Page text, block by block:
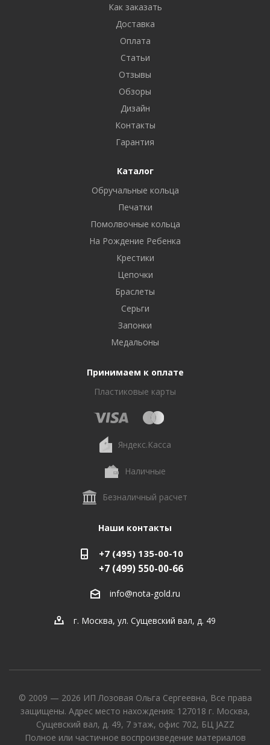
Как заказать
Доставка
Оплата
Статьи
Отзывы
Обзоры
Дизайн
Контакты
Гарантия
Каталог
Обручальные кольца
Печатки
Помолвочные кольца
На Рождение Ребенка
Крестики
Цепочки
Браслеты
Серьги
Запонки
Медальоны
Принимаем к оплате
Пластиковые карты
Яндекс.Касса
Наличные
Безналичный расчет
Наши контакты
+7 (495) 135-00-10
+7 (499) 550-00-66
info@nota-gold.ru
г. Москва, ул. Сущевский вал, д. 49
© 2009 — 2026 ИП Лозовая Ольга Сергеевна, Все права
защищены. Адрес место нахождения: 127018 г. Москва,
Сущевский вал, д. 49, 7 этаж, офис 702, БЦ JAZZ
Полное или частичное воспроизведение материалов